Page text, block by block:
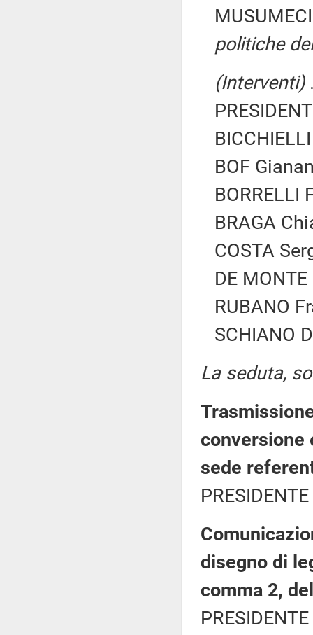
politiche
(Interventi)
BOF
BORRELLI
BRAGA
COSTA
DE
RUBANO
SCHIANO
La seduta,
conversione
sede
disegno di
comma 2,